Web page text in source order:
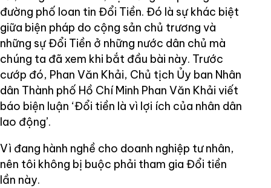
đường phố loan tin Đổi Tiền. Đó là sự khác biệt
giữa biện pháp do cộng sản chủ trương và
những sự Đổi Tiền ở những nước dân chủ mà
chúng ta đã xem khi bắt đầu bài này. Trước
cướp đó, Phan Văn Khải, Chủ tịch Ủy ban Nhân
dân Thành phố Hồ Chí Minh Phan Văn Khải viết
báo biện luận ‘Đổi tiền là vì lợi ích của nhân dân
lao động’.
Vì đang hành nghề cho doanh nghiệp tư nhân,
nên tôi không bị buộc phải tham gia Đổi tiền
lần này.